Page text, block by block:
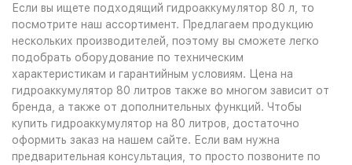
Если вы ищете подходящий гидроаккумулятор 80 л, то
посмотрите наш ассортимент. Предлагаем продукцию
нескольких производителей, поэтому вы сможете легко
подобрать оборудование по техническим
характеристикам и гарантийным условиям. Цена на
гидроаккумулятор 80 литров также во многом зависит от
бренда, а также от дополнительных функций. Чтобы
купить гидроаккумулятор на 80 литров, достаточно
оформить заказ на нашем сайте. Если вам нужна
предварительная консультация, то просто позвоните по